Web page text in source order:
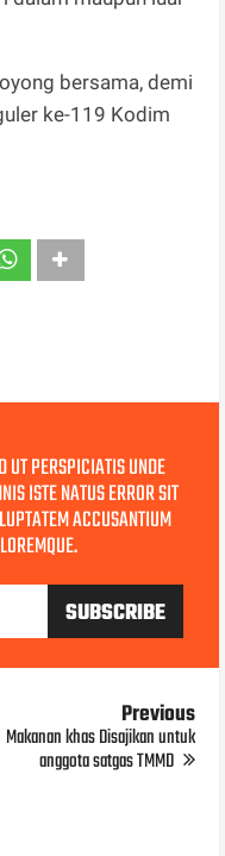
bersama, demi
ke-119 Kodim
UT PERSPICIATIS UNDE
ISTE NATUS ERROR SIT
ACCUSANTIUM
Previous
Makanan khas Disajikan untuk
anggota satgas TMMD